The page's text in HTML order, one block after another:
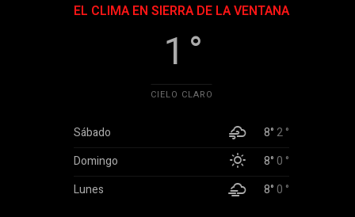
EL CLIMA EN SIERRA DE LA VENTANA
1 °
CIELO CLARO
Sábado 8°2 °
Domingo
8°0 °
Lunes
8°0 °